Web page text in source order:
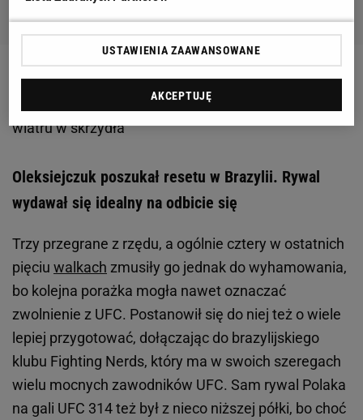
Zobacz wideoWspominamy Leo Beenhakkera.
Żelazny: On był z zupełnie innego świata. Dał nam
wiatru w skrzydła
Oleksiejczuk poszukał resetu w Brazylii. Rywal
wydawał się idealny na odbicie się
Trzy przegrane z rzędu, a ogólnie cztery w ostatnich
pięciu walkach zmusiły go jednak do wyhamowania,
bo kolejna porażka mogła nawet oznaczać
zwolnienie z UFC. Postanowił się do niej też o wiele
lepiej przygotować, dołączając do brazylijskiego
klubu Fighting Nerds, który ma w swoich szeregach
wielu mocnych zawodników UFC. Sam rywal Polaka
na gali UFC 314 też był z nieco niższej półki, bo choć
USTAWIENIA ZAAWANSOWANE
AKCEPTUJĘ